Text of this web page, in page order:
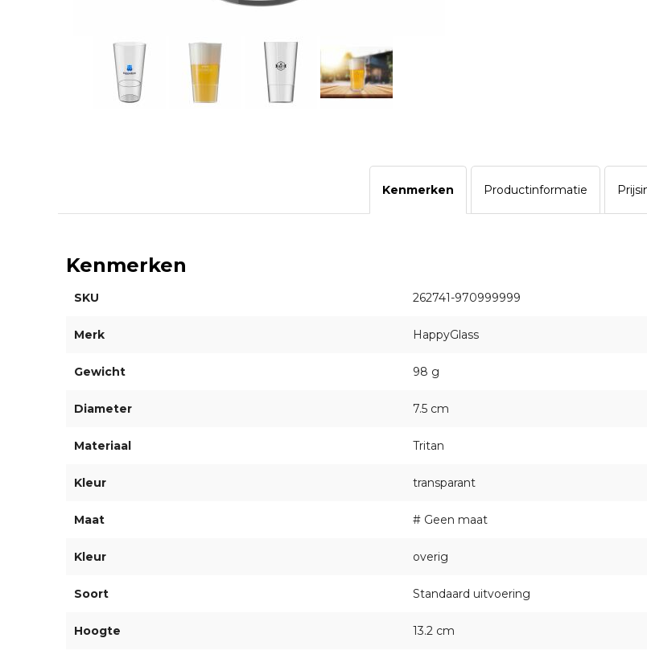
Kenmerken Productinformatie
Kenmerken
SKU 262741-970999999
Merk HappyGlass
Gewicht 98 g
Diameter 7.5 cm
Materiaal Tritan
Kleur transparant
Maat # Geen maat
Kleur overig
Soort Standaard uitvoering
Hoogte 13.2 cm